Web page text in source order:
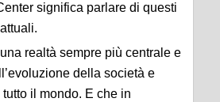
significa parlare di questi
realtà sempre più centrale e
della società e
il mondo. E che in